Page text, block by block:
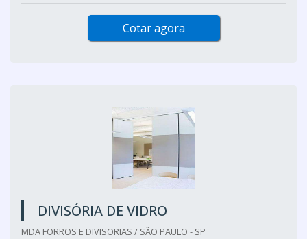
Cotar agora
DIVISÓRIA DE VIDRO
MDA FORROS E DIVISORIAS / SÃO PAULO - SP